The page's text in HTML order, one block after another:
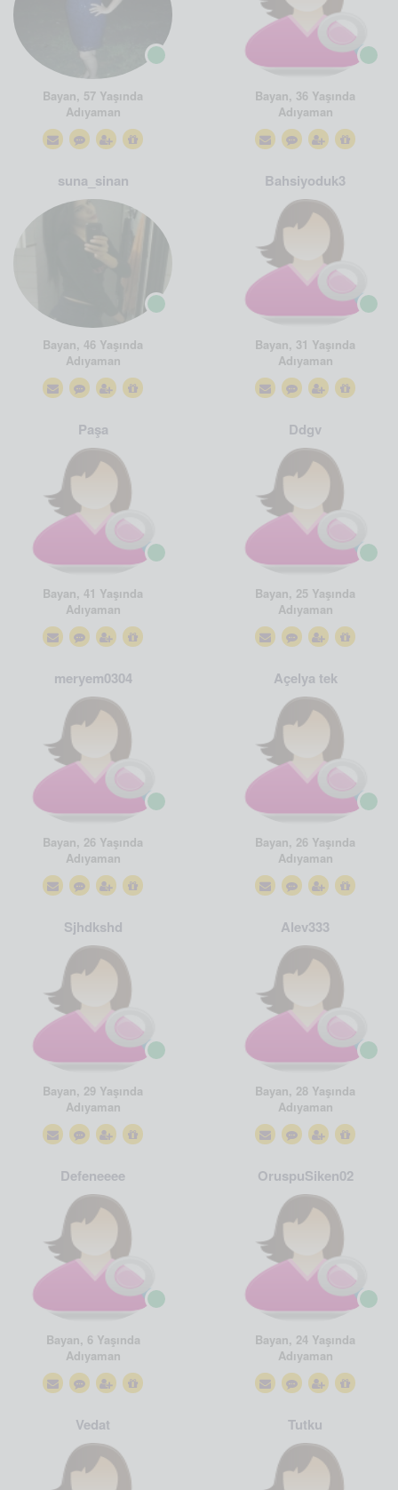
Bayan, 57 Yaşında
Adıyaman
Bayan, 36 Yaşında
Adıyaman
suna_sinan
Bayan, 46 Yaşında
Adıyaman
Bahsiyoduk3
Bayan, 31 Yaşında
Adıyaman
Paşa
Bayan, 41 Yaşında
Adıyaman
Ddgv
Bayan, 25 Yaşında
Adıyaman
meryem0304
Bayan, 26 Yaşında
Adıyaman
Açelya tek
Bayan, 26 Yaşında
Adıyaman
Sjhdkshd
Bayan, 29 Yaşında
Adıyaman
Alev333
Bayan, 28 Yaşında
Adıyaman
Defeneeee
Bayan, 6 Yaşında
Adıyaman
OruspuSiken02
Bayan, 24 Yaşında
Adıyaman
Vedat Tutku